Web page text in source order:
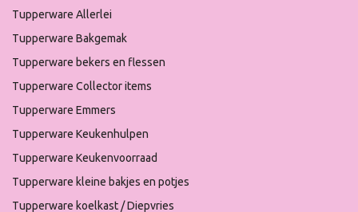
Tupperware Allerlei
Tupperware Bakgemak
Tupperware bekers en flessen
Tupperware Collector items
Tupperware Emmers
Tupperware Keukenhulpen
Tupperware Keukenvoorraad
Tupperware kleine bakjes en potjes
Tupperware koelkast / Diepvries